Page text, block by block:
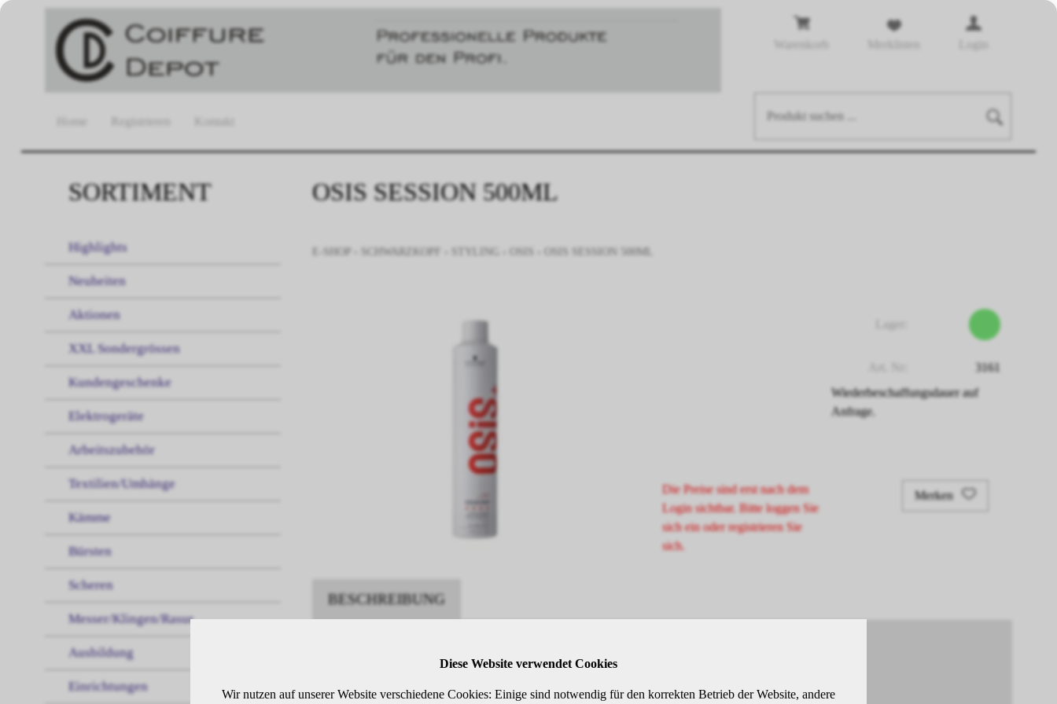
SORTIMENT
Highlights
Neuheiten
Aktionen
XXL Sondergrössen
Kundengeschenke
Elektrogeräte
Arbeitszubehör
Textilien/Umhänge
Kämme
Bürsten
Scheren
Messer/Klingen/Rasur
Ausbildung
Einrichtungen
OSIS SESSION 500ML
E-SHOP SCHWARZKOPF STYLING OSIS SESSION 500ML
3161
Wiederbeschaffungsdauer auf
Anfrage.
Die Preise sind erst nach dem
Login sichtbar. Bitte loggen Sie
sich ein oder registrieren Sie
sich.
Merken
BESCHREIBUNG
HAARSPRAY MIT EXTRA STARKEM HALT
Diese Website verwendet Cookies
Wir nutzen auf unserer Website verschiedene Cookies: Einige sind notwendig für den korrekten Betrieb der Website, andere